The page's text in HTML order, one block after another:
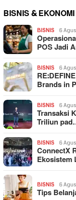
BISNIS & EKONOMI
BISNIS 6
POS Jadi
BISNIS 6
Brands in
BISNIS 6
Transaksi
Triliun
BISNIS 6
ConnectX
BISNIS 6
Tips